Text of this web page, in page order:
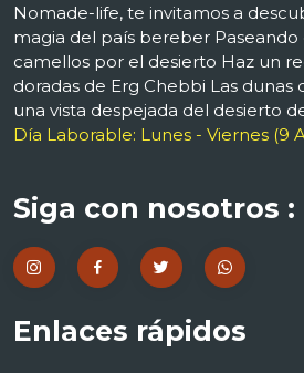
Nomade-life, te invitamos a
magia del país bereber Paseando
camellos por el desierto Haz un
doradas de Erg Chebbi Las
una vista despejada del desierto
Día Laborable: Lunes - Viernes (9
Siga con nosotros :
Enlaces rápidos